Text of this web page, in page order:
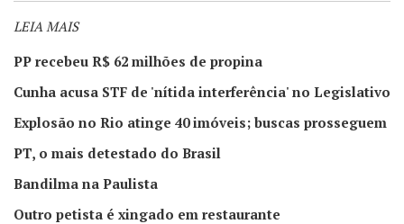
LEIA MAIS
PP recebeu R$ 62 milhões de propina
Cunha acusa STF de 'nítida interferência' no Legislativo
Explosão no Rio atinge 40 imóveis; buscas prosseguem
PT, o mais detestado do Brasil
Bandilma na Paulista
Outro petista é xingado em restaurante